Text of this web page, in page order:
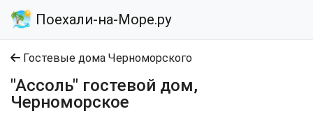
Поехали-на-Море.ру
Гостевые дома Черноморского
"Ассоль" гостевой дом,
Черноморское